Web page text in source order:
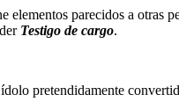
parecidos a otras
Testigo de cargo.
pretendidamente